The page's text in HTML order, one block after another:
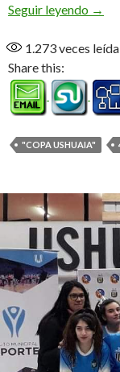
Seguir leyendo →
1.273veces leída
Share this:
"COPA USHUAIA"